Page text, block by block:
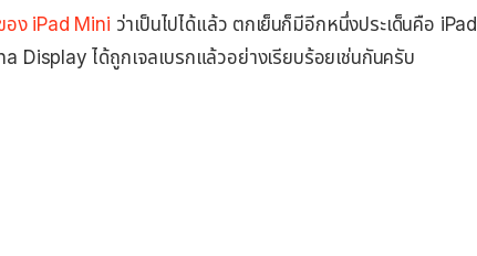
อง iPad Mini ว่าเป็นไปได้แล้ว ตกเย็นก็มีอีกหนึ่งประเด็นคือ iPad
ได้ถูกเจลเบรกแล้วอย่างเรียบร้อยเช่นกันครับ